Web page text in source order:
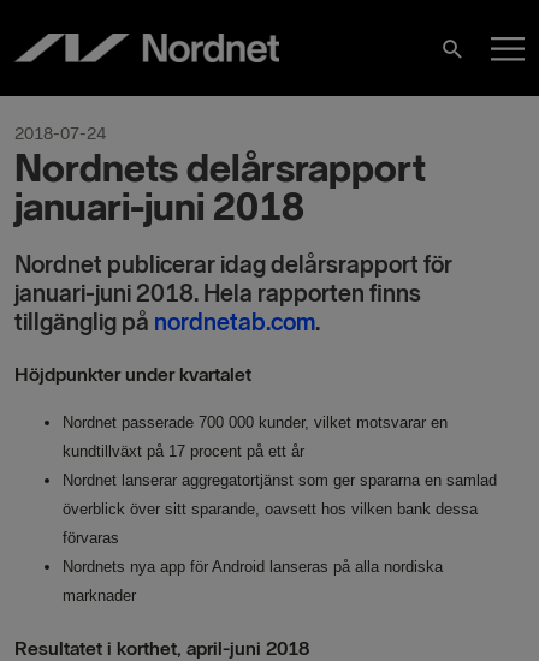
innehåll
Sök
2018-07-24
Nordnets delårsrapport
januari-juni 2018
Nordnet publicerar idag delårsrapport för
januari-juni 2018. Hela rapporten finns
tillgänglig på nordnetab.com.
Höjdpunkter under kvartalet
Nordnet passerade 700 000 kunder, vilket motsvarar en
kundtillväxt på 17 procent på ett år
Nordnet lanserar aggregatortjänst som ger spararna en samlad
överblick över sitt sparande, oavsett hos vilken bank dessa
förvaras
Nordnets nya app för Android lanseras på alla nordiska
marknader
Resultatet i korthet, april-juni 2018